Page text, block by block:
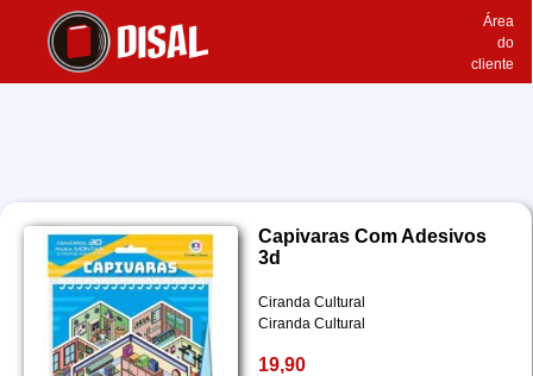
Área
do
cliente
Capivaras Com Adesivos
3d
Ciranda Cultural
Ciranda Cultural
19,90